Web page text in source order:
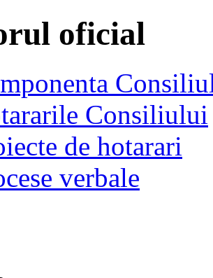
oficial
Consiliului
de hotarari
verbale